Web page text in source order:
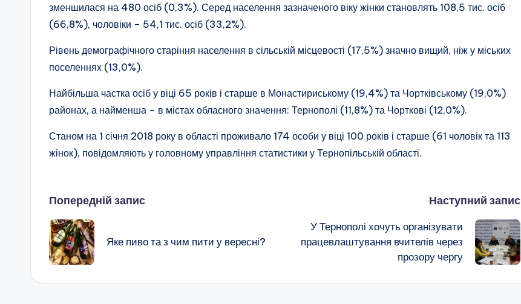
зменшилася на 480 осіб (0,3%). Серед населення зазначеного віку жінки становлять 108,5 тис. осіб
(66,8%), чоловіки – 54,1 тис. осіб (33,2%).
Рівень демографічного старіння населення в сільській місцевості (17,5%) значно вищий, ніж у міських
поселеннях (13,0%).
Найбільша частка осіб у віці 65 років і старше в Монастириському (19,4%) та Чортківському (19,0%)
районах, а найменша – в містах обласного значення: Тернополі (11,8%) та Чорткові (12,0%).
Станом на 1 січня 2018 року в області проживало 174 особи у віці 100 років і старше (61 чоловік та 113
жінок), повідомляють у головному управління статистики у Тернопільській області.
Навігація
по
запису
Попередній запис
Яке пиво та з чим пити у вересні?
Наступний запис
У Тернополі хочуть організувати
працевлаштування вчителів через
прозору чергу